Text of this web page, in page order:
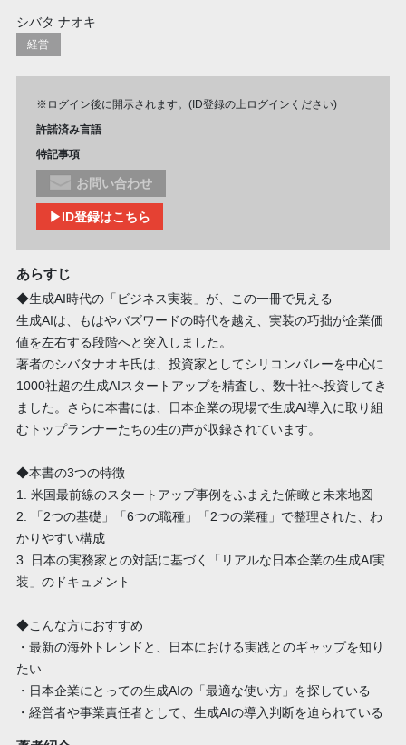
シバタ ナオキ
経営
※ログイン後に開示されます。(ID登録の上ログインください)
許諾済み言語
特記事項
お問い合わせ
▶ID登録はこちら
あらすじ
◆生成AI時代の「ビジネス実装」が、この一冊で見える
生成AIは、もはやバズワードの時代を越え、実装の巧拙が企業価
値を左右する段階へと突入しました。
著者のシバタナオキ氏は、投資家としてシリコンバレーを中心に
1000社超の生成AIスタートアップを精査し、数十社へ投資してき
ました。さらに本書には、日本企業の現場で生成AI導入に取り組
むトップランナーたちの生の声が収録されています。
◆本書の3つの特徴
1. 米国最前線のスタートアップ事例をふまえた俯瞰と未来地図
2. 「2つの基礎」「6つの職種」「2つの業種」で整理された、わ
かりやすい構成
3. 日本の実務家との対話に基づく「リアルな日本企業の生成AI実
装」のドキュメント
◆こんな方におすすめ
・最新の海外トレンドと、日本における実践とのギャップを知り
たい
・日本企業にとっての生成AIの「最適な使い方」を探している
・経営者や事業責任者として、生成AIの導入判断を迫られている